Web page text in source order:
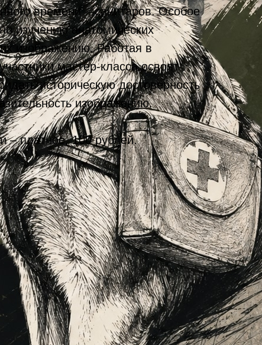
времени – санитаров. Особое
изучению анатомических
изображению. Работая в
мастер-класса освоят
историческую достоверность
изображению.
– платное, 100 рублей.